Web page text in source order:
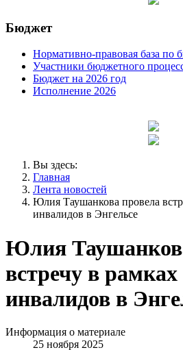
Бюджет
Нормативно-правовая база по
Участники бюджетного
Бюджет на 2026 год
Исполнение 2026
Вы здесь:
Главная
Лента новостей
Юлия Таушанкова провела
инвалидов в Энгельсе
Юлия
встречу в
инвалидов в
Информация о материале
25 ноября 2025